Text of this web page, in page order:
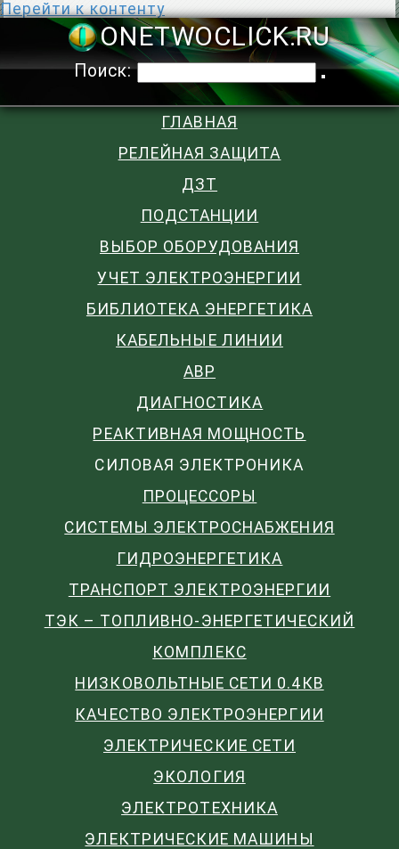
Перейти к контенту
Поиск:
ГЛАВНАЯ
РЕЛЕЙНАЯ ЗАЩИТА
ДЗТ
ПОДСТАНЦИИ
ВЫБОР ОБОРУДОВАНИЯ
УЧЕТ ЭЛЕКТРОЭНЕРГИИ
БИБЛИОТЕКА ЭНЕРГЕТИКА
КАБЕЛЬНЫЕ ЛИНИИ
АВР
ДИАГНОСТИКА
РЕАКТИВНАЯ МОЩНОСТЬ
СИЛОВАЯ ЭЛЕКТРОНИКА
ПРОЦЕССОРЫ
СИСТЕМЫ ЭЛЕКТРОСНАБЖЕНИЯ
ГИДРОЭНЕРГЕТИКА
ТРАНСПОРТ ЭЛЕКТРОЭНЕРГИИ
ТЭК – ТОПЛИВНО-ЭНЕРГЕТИЧЕСКИЙ
КОМПЛЕКС
НИЗКОВОЛЬТНЫЕ СЕТИ 0.4КВ
КАЧЕСТВО ЭЛЕКТРОЭНЕРГИИ
ЭЛЕКТРИЧЕСКИЕ СЕТИ
ЭКОЛОГИЯ
ЭЛЕКТРОТЕХНИКА
ЭЛЕКТРИЧЕСКИЕ МАШИНЫ